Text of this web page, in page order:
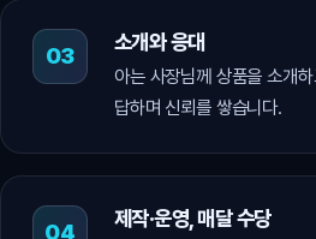
소개와 응대
아는 사장님께 상품을 소개
답하며 신뢰를 쌓습니다.
제작·운영, 매달 수당